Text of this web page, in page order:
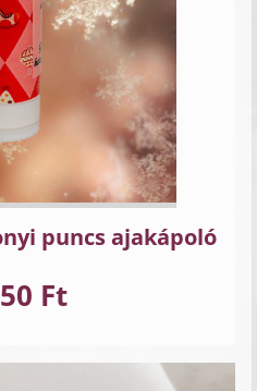
puncs ajakápoló
Ft